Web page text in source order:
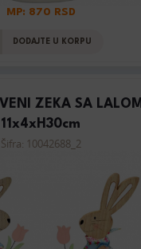
MP: 870 RSD
DODAJTE U KORPU
ZEKA SA LALOM
11x4xH30cm
Šifra: 10042688_2